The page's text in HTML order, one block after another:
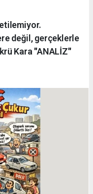
değil, gerçeklerle
Kara ''ANALİZ''